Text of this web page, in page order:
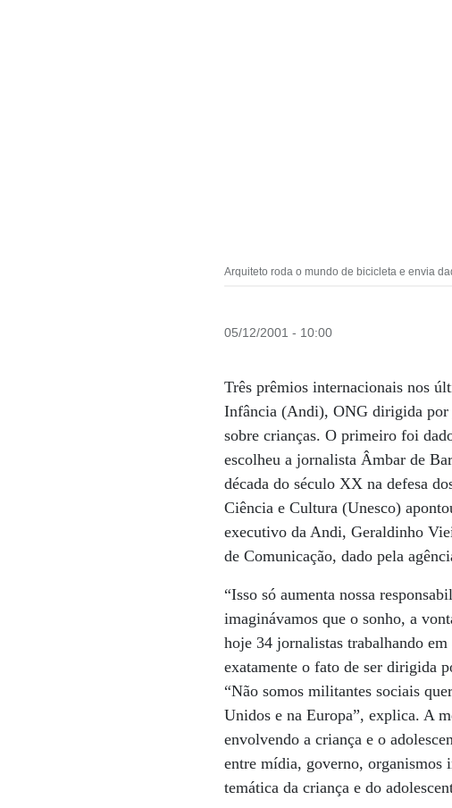
Arquiteto roda o mundo de bicicleta e envia
05/12/2001 - 10:00
Três prêmios internacionais nos
Infância (Andi), ONG dirigida por
sobre crianças. O primeiro foi
escolheu a jornalista Âmbar de
década do século XX na defesa
Ciência e Cultura (Unesco)
executivo da Andi, Geraldinho
de Comunicação, dado pela
“Isso só aumenta nossa
imaginávamos que o sonho, a
hoje 34 jornalistas trabalhando
exatamente o fato de ser dirigida
“Não somos militantes sociais
Unidos e na Europa”, explica. A
envolvendo a criança e o
entre mídia, governo, organismos
temática da criança e do